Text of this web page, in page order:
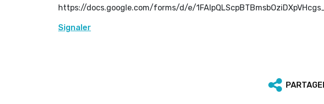
https://docs.google.com/forms/d/e/
Signaler